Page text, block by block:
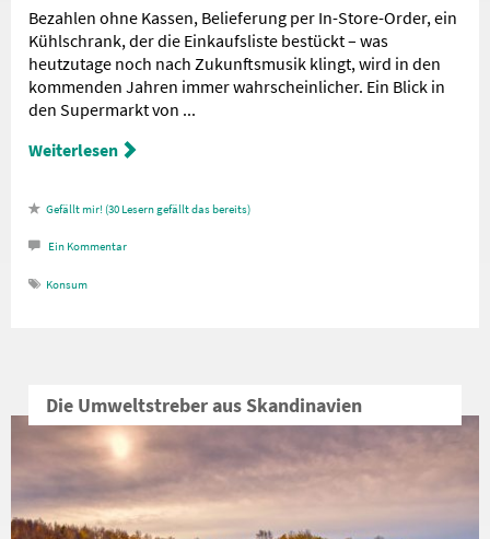
Bezahlen ohne Kassen, Belieferung per In-Store-Order, ein
Kühlschrank, der die Einkaufsliste bestückt – was
heutzutage noch nach Zukunftsmusik klingt, wird in den
kommenden Jahren immer wahrscheinlicher. Ein Blick in
den Supermarkt von ...
Weiterlesen
30 Lesern gefällt das
Ein Kommentar
Konsum
Die Umweltstreber aus Skandinavien